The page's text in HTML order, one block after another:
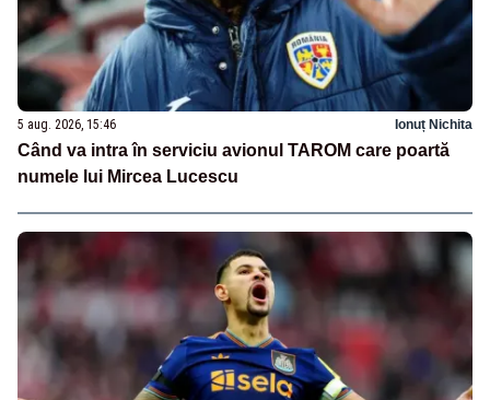
5 aug. 2026, 15:46 Ionuț Nichita
Când va intra în serviciu avionul TAROM care poartă
numele lui Mircea Lucescu